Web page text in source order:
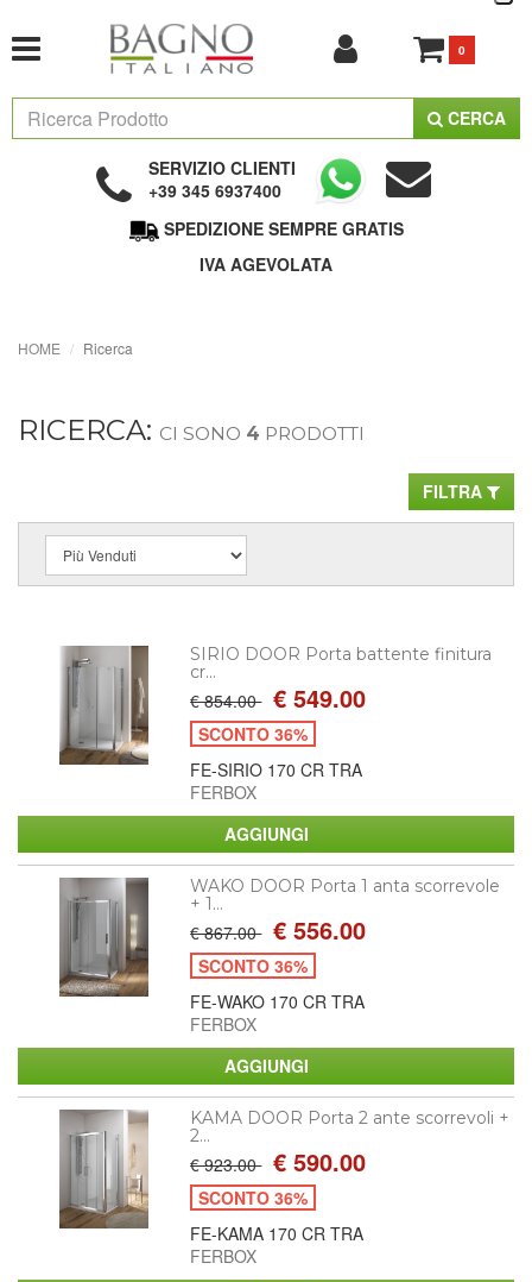
0
CERCA
SERVIZIO CLIENTI
+39 345 6937400
SPEDIZIONE SEMPRE GRATIS
IVA AGEVOLATA
HOME Ricerca
RICERCA: CI SONO 4 PRODOTTI
FILTRA
SIRIO DOOR Porta battente finitura
cr...
€ 854.00 € 549.00
SCONTO 36%
FE-SIRIO 170 CR TRA
FERBOX
WAKO DOOR Porta 1 anta scorrevole
+ 1...
€ 867.00 € 556.00
SCONTO 36%
FE-WAKO 170 CR TRA
FERBOX
KAMA DOOR Porta 2 ante scorrevoli +
2...
€ 923.00 € 590.00
SCONTO 36%
FE-KAMA 170 CR TRA
FERBOX